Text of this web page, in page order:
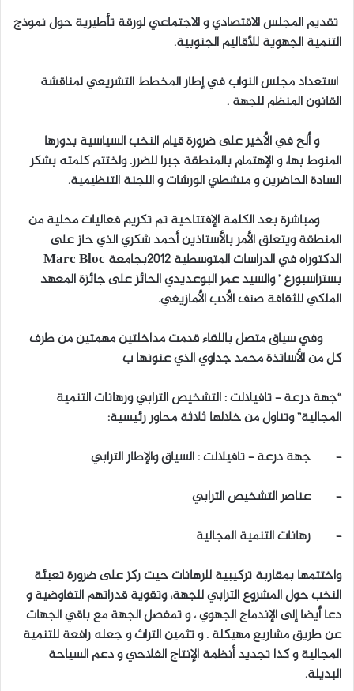
تقديم المجلس الاقتصادي و الاجتماعي لورقة تأطيرية حول نموذج
التنمية الجهوية للأقاليم الجنوبية.
استعداد مجلس النواب في إطار المخطط التشريعي لمناقشة
القانون المنظم للجهة .
و ألح في الأخير على ضرورة قيام النخب السياسية بدورها
المنوط بها، و الإهتمام بالمنطقة جبرا للضرر. واختتم كلمته بشكر
السادة الحاضرين و منشطي الورشات و اللجنة التنظيمية.
ومباشرة بعد الكلمة الإفتتاحية تم تكريم فعاليات محلية من
المنطقة ويتعلق الأمر بالأستاذين أحمد شكري الذي حاز على
الدكتوراه في الدراسات المتوسطية 2012بجامعة Marc Bloc
بستراسبورغ ’ والسيد عمر البوعديدي الحائز على جائزة المعهد
الملكي للثقافة صنف الأدب الأمازيغي.
وفي سياق متصل باللقاء قدمت مداخلتين مهمتين من طرف
كل من الأساتذة محمد جداوي الذي عنونها ب
“جهة درعة – تافيلالت : التشخيص الترابي ورهانات التنمية
المجالية” وتناول من خلالها ثلاثة محاور رئيسية:
– جهة درعة – تافيلالت : السياق والإطار الترابي
– عناصر التشخيص الترابي
– رهانات التنمية المجالية
واختتمها بمقاربة تركيبية للرهانات حيت ركز على ضرورة تعبئة
النخب حول المشروع الترابي للجهة، وتقوية قدراتهم التفاوضية و
دعا أيضا إلى الإندماج الجهوي ، و تمفصل الجهة مع باقي الجهات
عن طريق مشاريع مهيكلة . و تثمين التراث و جعله رافعة للتنمية
المجالية و كذا تجديد أنظمة الإنتاج الفلاحي و دعم السياحة
البديلة.